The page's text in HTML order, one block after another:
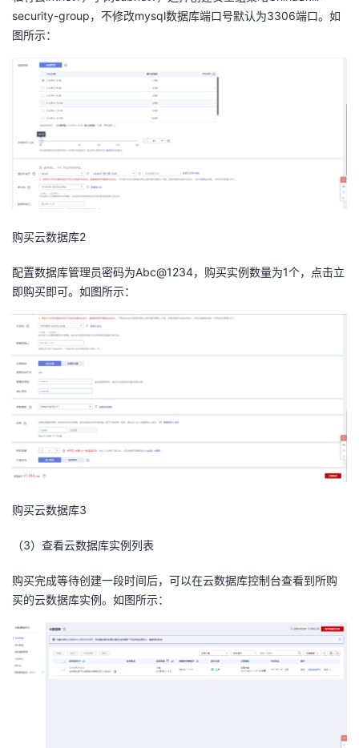
security-group，不修改mysql数据库端口号默认为3306端口。如
图所示：
购买云数据库2
配置数据库管理员密码为Abc@1234，购买实例数量为1个，点击立
即购买即可。如图所示：
购买云数据库3
（3）查看云数据库实例列表
购买完成等待创建一段时间后，可以在云数据库控制台查看到所购
买的云数据库实例。如图所示：